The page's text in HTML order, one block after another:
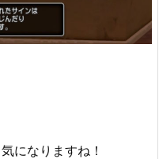
になりますね！